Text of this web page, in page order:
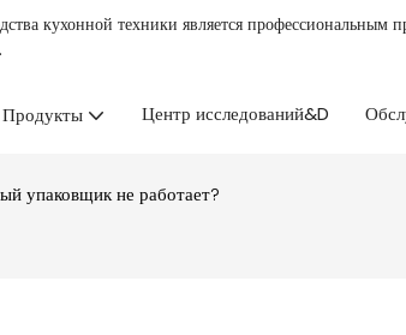
кухонной техники является профессиональным
.
Продукты Центр исследований&D
упаковщик не работает?